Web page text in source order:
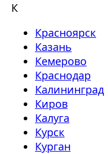
К
Красноярск
Казань
Кемерово
Краснодар
Калининград
Киров
Калуга
Курск
Курган